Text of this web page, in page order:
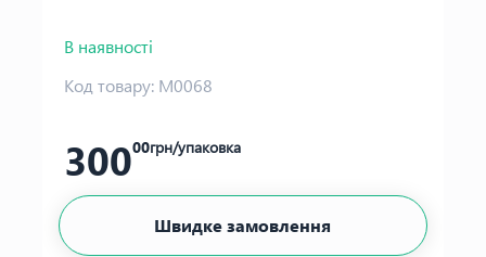
В наявності
Код товару: М0068
30000грн/упаковка
Швидке замовлення